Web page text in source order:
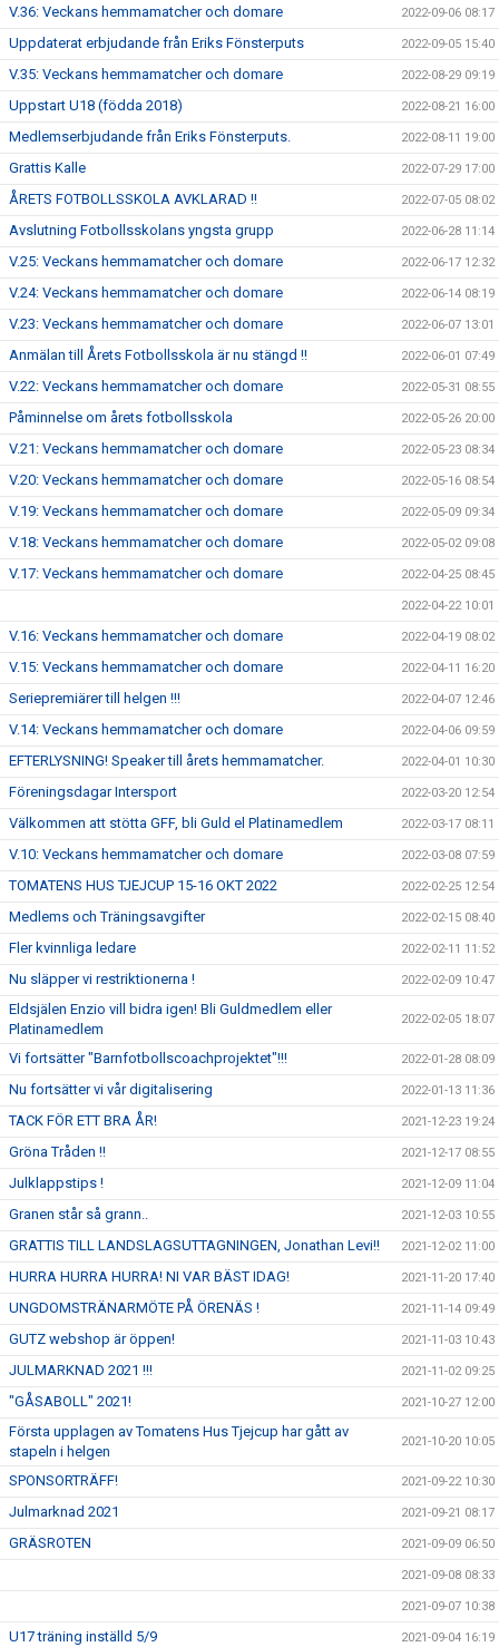
V.36: Veckans hemmamatcher och domare 2022-09-06 08:17
Uppdaterat erbjudande från Eriks Fönsterputs 2022-09-05 15:40
V.35: Veckans hemmamatcher och domare 2022-08-29 09:19
Uppstart U18 (födda 2018) 2022-08-21 16:00
Medlemserbjudande från Eriks Fönsterputs. 2022-08-11 19:00
Grattis Kalle 2022-07-29 17:00
ÅRETS FOTBOLLSSKOLA AVKLARAD !! 2022-07-05 08:02
Avslutning Fotbollsskolans yngsta grupp 2022-06-28 11:14
V.25: Veckans hemmamatcher och domare 2022-06-17 12:32
V.24: Veckans hemmamatcher och domare 2022-06-14 08:19
V.23: Veckans hemmamatcher och domare 2022-06-07 13:01
Anmälan till Årets Fotbollsskola är nu stängd !! 2022-06-01 07:49
V.22: Veckans hemmamatcher och domare 2022-05-31 08:55
Påminnelse om årets fotbollsskola 2022-05-26 20:00
V.21: Veckans hemmamatcher och domare 2022-05-23 08:34
V.20: Veckans hemmamatcher och domare 2022-05-16 08:54
V.19: Veckans hemmamatcher och domare 2022-05-09 09:34
V.18: Veckans hemmamatcher och domare 2022-05-02 09:08
V.17: Veckans hemmamatcher och domare 2022-04-25 08:45
2022-04-22 10:01
V.16: Veckans hemmamatcher och domare 2022-04-19 08:02
V.15: Veckans hemmamatcher och domare 2022-04-11 16:20
Seriepremiärer till helgen !!! 2022-04-07 12:46
V.14: Veckans hemmamatcher och domare 2022-04-06 09:59
EFTERLYSNING! Speaker till årets hemmamatcher. 2022-04-01 10:30
Föreningsdagar Intersport 2022-03-20 12:54
Välkommen att stötta GFF, bli Guld el Platinamedlem 2022-03-17 08:11
V.10: Veckans hemmamatcher och domare 2022-03-08 07:59
TOMATENS HUS TJEJCUP 15-16 OKT 2022 2022-02-25 12:54
Medlems och Träningsavgifter 2022-02-15 08:40
Fler kvinnliga ledare 2022-02-11 11:52
Nu släpper vi restriktionerna ! 2022-02-09 10:47
Eldsjälen Enzio vill bidra igen! Bli Guldmedlem eller
Platinamedlem
2022-02-05 18:07
Vi fortsätter "Barnfotbollscoachprojektet"!!! 2022-01-28 08:09
Nu fortsätter vi vår digitalisering 2022-01-13 11:36
TACK FÖR ETT BRA ÅR! 2021-12-23 19:24
Gröna Tråden !! 2021-12-17 08:55
Julklappstips ! 2021-12-09 11:04
Granen står så grann.. 2021-12-03 10:55
GRATTIS TILL LANDSLAGSUTTAGNINGEN, Jonathan Levi!! 2021-12-02 11:00
HURRA HURRA HURRA! NI VAR BÄST IDAG! 2021-11-20 17:40
UNGDOMSTRÄNARMÖTE PÅ ÖRENÄS ! 2021-11-14 09:49
GUTZ webshop är öppen! 2021-11-03 10:43
JULMARKNAD 2021 !!! 2021-11-02 09:25
"GÅSABOLL" 2021! 2021-10-27 12:00
Första upplagen av Tomatens Hus Tjejcup har gått av
stapeln i helgen
2021-10-20 10:05
SPONSORTRÄFF! 2021-09-22 10:30
Julmarknad 2021 2021-09-21 08:17
GRÄSROTEN 2021-09-09 06:50
2021-09-08 08:33
2021-09-07 10:38
U17 träning inställd 5/9 2021-09-04 16:19